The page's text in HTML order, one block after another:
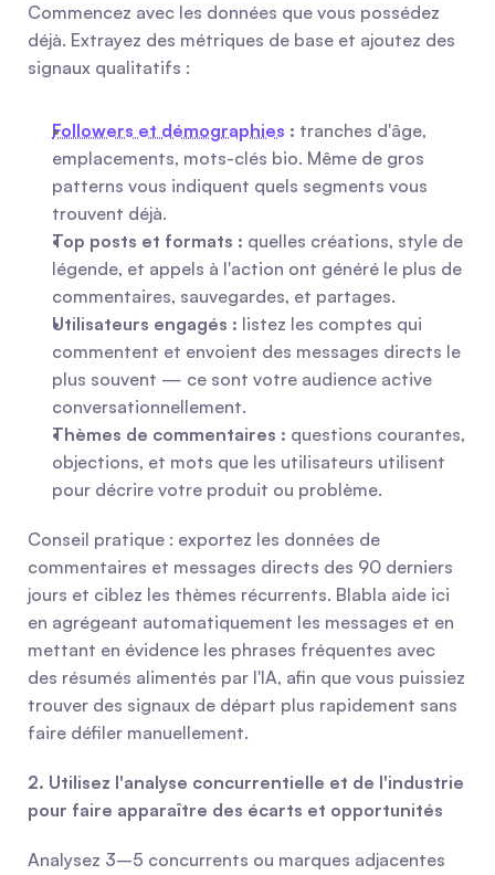
Commencez avec les données que vous possédez
déjà. Extrayez des métriques de base et ajoutez des
signaux qualitatifs :
Followers et démographies : tranches d'âge,
emplacements, mots-clés bio. Même de gros
patterns vous indiquent quels segments vous
trouvent déjà.
Top posts et formats : quelles créations, style de
légende, et appels à l'action ont généré le plus de
commentaires, sauvegardes, et partages.
Utilisateurs engagés : listez les comptes qui
commentent et envoient des messages directs le
plus souvent — ce sont votre audience active
conversationnellement.
Thèmes de commentaires : questions courantes,
objections, et mots que les utilisateurs utilisent
pour décrire votre produit ou problème.
Conseil pratique : exportez les données de
commentaires et messages directs des 90 derniers
jours et ciblez les thèmes récurrents. Blabla aide ici
en agrégeant automatiquement les messages et en
mettant en évidence les phrases fréquentes avec
des résumés alimentés par l'IA, afin que vous puissiez
trouver des signaux de départ plus rapidement sans
faire défiler manuellement.
2. Utilisez l'analyse concurrentielle et de l'industrie
pour faire apparaître des écarts et opportunités
Analysez 3–5 concurrents ou marques adjacentes